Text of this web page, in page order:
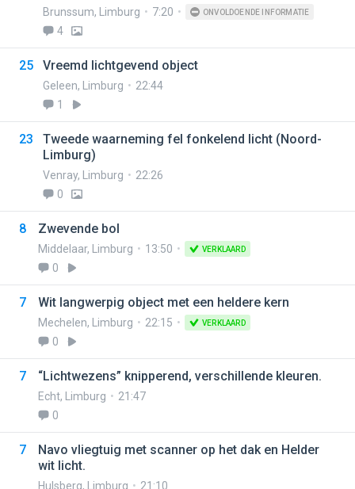
Brunssum, Limburg 7:20 ONVOLDOENDE INFORMATIE
4
25 Vreemd lichtgevend object
Geleen, Limburg
22:44
1
23
Tweede waarneming fel fonkelend licht (Noord-
Limburg)
Venray, Limburg
22:26
0
8 Zwevende bol
Middelaar, Limburg 13:50 VERKLAARD
0
7 Wit langwerpig object met een heldere kern
Mechelen, Limburg 22:15 VERKLAARD
0
7 “Lichtwezens” knipperend, verschillende kleuren.
Echt, Limburg
21:47
0
7
Navo vliegtuig met scanner op het dak en Helder
wit licht.
Hulsberg, Limburg 21:10